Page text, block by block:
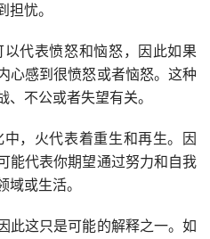
忧。
代表愤怒和恼怒，因此如果
心感到很愤怒或者恼怒。这种
不公或者失望有关。
，火代表着重生和再生。因
能代表你期望通过努力和自我
或生活。
此这只是可能的解释之一。如